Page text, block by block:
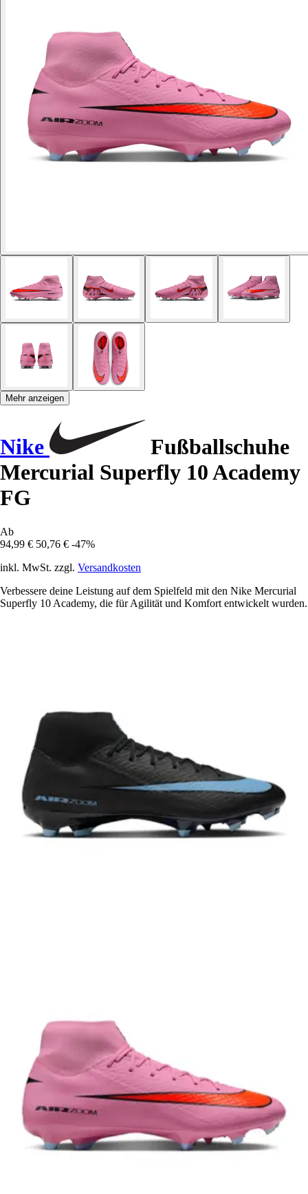
Mehr anzeigen
Nike
Fußballschuhe
Mercurial Superfly 10 Academy
FG
Ab
94,99 € 50,76 € -47%
inkl. MwSt. zzgl. Versandkosten
Verbessere deine Leistung auf dem Spielfeld mit den Nike Mercurial
Superfly 10 Academy, die für Agilität und Komfort entwickelt wurden.